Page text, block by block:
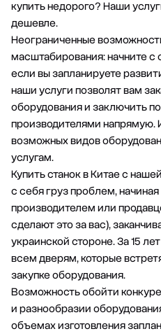
купить недорого? Наши
дешевле.
Неограниченные
масштабирования: начните с
если вы запланируете
наши услуги позволят вам
оборудования и заключить
производителями напрямую.
возможных видов
услугам.
Купить станок в Китае с
с себя груз проблем,
производителем или
сделают это за вас),
украинской стороне. За 15
всем дверям, которые
закупке оборудования.
Возможность обойти
и разнообразии
объемах изготовления